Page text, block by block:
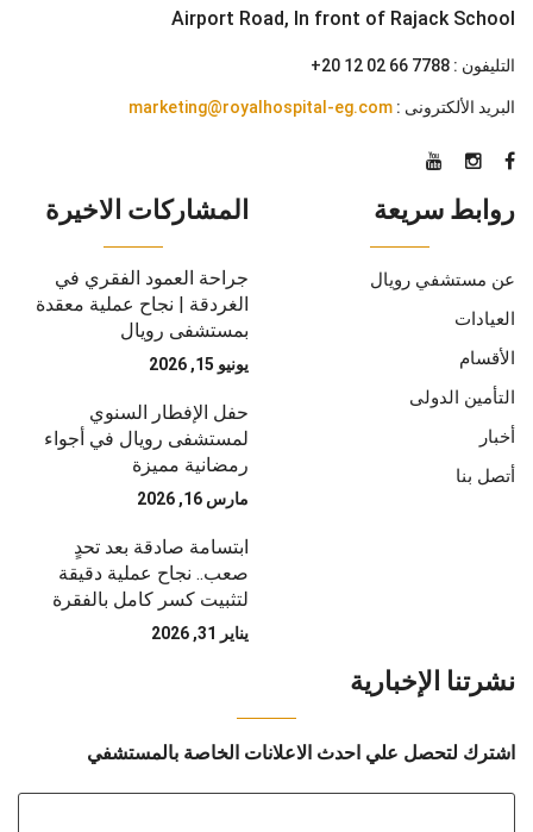
Airport Road, In front of Rajack School
التليفون : +20 12 02 66 7788
البريد الألكترونى : marketing@royalhospital-eg.com
روابط سريعة
عن مستشفي رويال
العيادات
الأقسام
التأمين الدولى
أخبار
أتصل بنا
المشاركات الاخيرة
جراحة العمود الفقري في
الغردقة | نجاح عملية معقدة
بمستشفى رويال
يونيو 15, 2026
حفل الإفطار السنوي
لمستشفى رويال في أجواء
رمضانية مميزة
مارس 16, 2026
ابتسامة صادقة بعد تحدٍ
صعب.. نجاح عملية دقيقة
لتثبيت كسر كامل بالفقرة
يناير 31, 2026
نشرتنا الإخبارية
اشترك لتحصل علي احدث الاعلانات الخاصة بالمستشفي